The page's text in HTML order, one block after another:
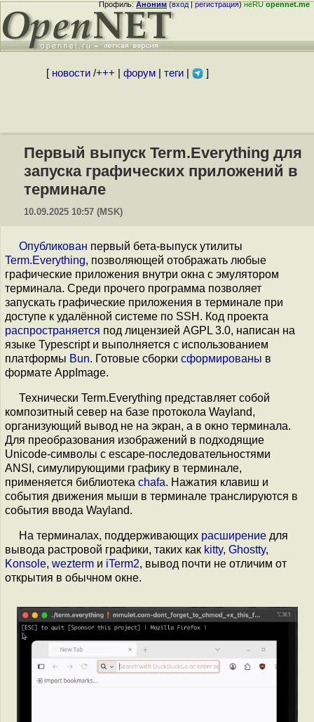
Профиль:Аноним(вход|регистрация)неRUopennet.me
[ новости/+++ форум| теги| ]
Первый выпуск Term.Everything для
запуска графических приложений в
терминале
10.09.2025 10:57 (MSK)
Опубликован первый бета-выпуск утилиты
Term.Everything, позволяющей отображать любые
графические приложения внутри окна с эмулятором
терминала. Среди прочего программа позволяет
запускать графические приложения в терминале при
доступе к удалённой системе по SSH. Код проекта
распространяется под лицензией AGPL 3.0, написан на
языке Typescript и выполняется с использованием
платформы Bun. Готовые сборки сформированы в
формате AppImage.
Технически Term.Everything представляет собой
композитный север на базе протокола Wayland,
организующий вывод не на экран, а в окно терминала.
Для преобразования изображений в подходящие
Unicode-символы c escape-последовательностями
ANSI, симулирующими графику в терминале,
применяется библиотека chafa. Нажатия клавиш и
события движения мыши в терминале транслируются в
события ввода Wayland.
На терминалах, поддерживающих расширение для
вывода растровой графики, таких как kitty, Ghostty,
Konsole, wezterm и iTerm2, вывод почти не отличим от
открытия в обычном окне.